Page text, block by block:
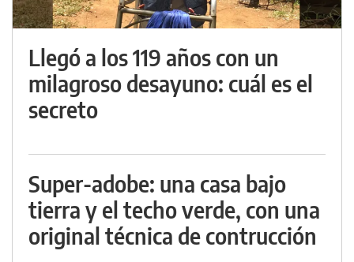
Llegó a los 119 años con un
milagroso desayuno: cuál es el
secreto
Super-adobe: una casa bajo
tierra y el techo verde, con una
original técnica de contrucción